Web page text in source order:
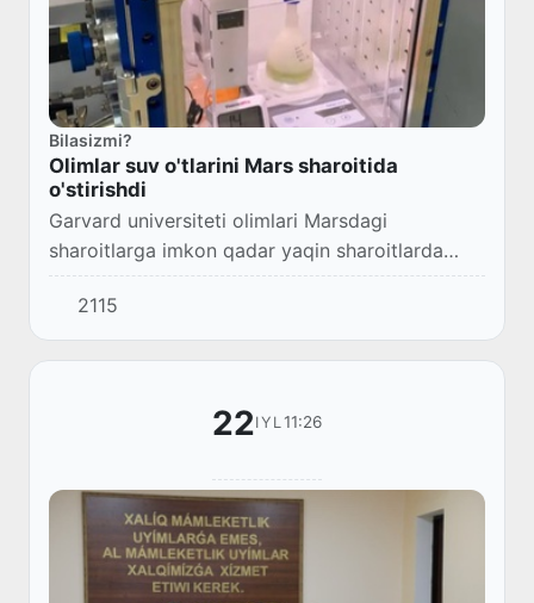
Bilasizmi?
Olimlar suv o'tlarini Mars sharoitida
o'stirishdi
Garvard universiteti olimlari Marsdagi
sharoitlarga imkon qadar yaqin sharoitlarda
ishlaydigan biologik parchalanadigan plastik
kamera ichida suv o'tlarini o'stirishga muvaffaq
bo'...
2115
22IYL 11:26